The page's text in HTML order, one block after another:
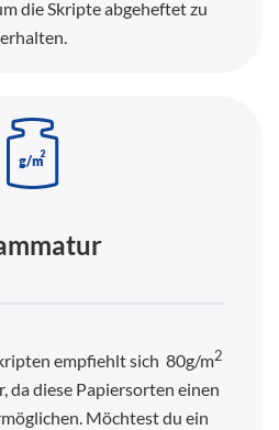
die Skripte abgeheftet zu
erhalten.
empfiehlt sich 80g/m2
da diese Papiersorten einen
Möchtest du ein